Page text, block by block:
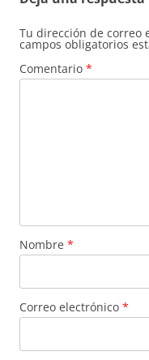
Tu dirección de correo
campos obligatorios
Comentario *
Nombre *
Correo electrónico *